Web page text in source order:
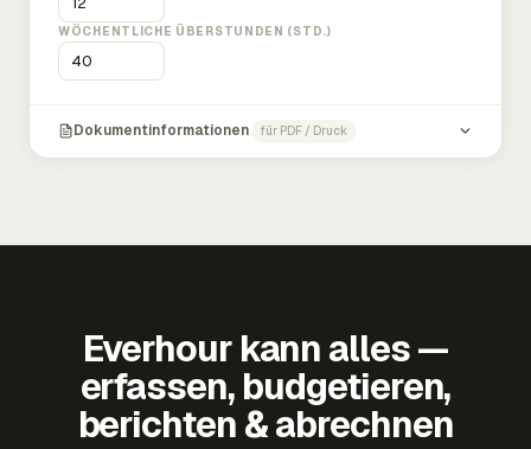
WÖCHENTLICHE ÜBERSTUNDEN (STD.)
Dokumentinformationen für PDF / Druck
Everhour kann alles —
erfassen, budgetieren,
berichten & abrechnen